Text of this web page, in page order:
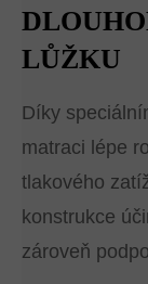
LŮŽKU
Díky
matraci lépe
tlakového
konstrukce
zároveň